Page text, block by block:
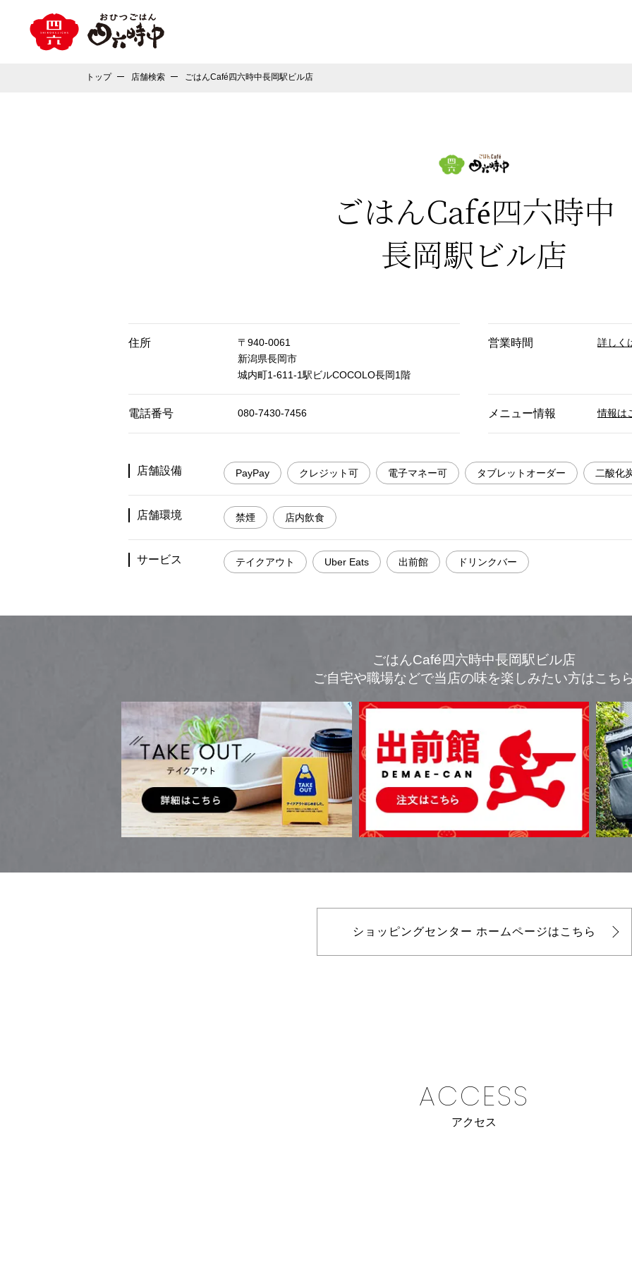
トップ 店舗検索 ごはんCafé四六時中長岡駅ビル店
ごはんCafé四六時中
長岡駅ビル店
住所
〒940-0061
新潟県長岡市
城内町1-611-1駅ビルCOCOLO長岡1階
営業時間 詳しく
電話番号 080-7430-7456 メニュー情報 情報は
店舗設備 PayPay クレジット可 電子マネー可 タブレットオーダー 二酸化
店舗環境 禁煙 店内飲食
サービス テイクアウト Uber Eats 出前館 ドリンクバー
ごはんCafé四六時中長岡駅ビル店
ご自宅や職場などで当店の味を楽しみたい方はこち
ショッピングセンター ホームページはこちら
ACCESS
アクセス